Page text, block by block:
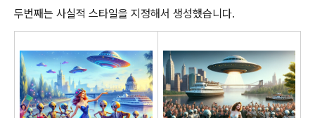
두번째는 사실적 스타일을 지정해서 생성했습니다.